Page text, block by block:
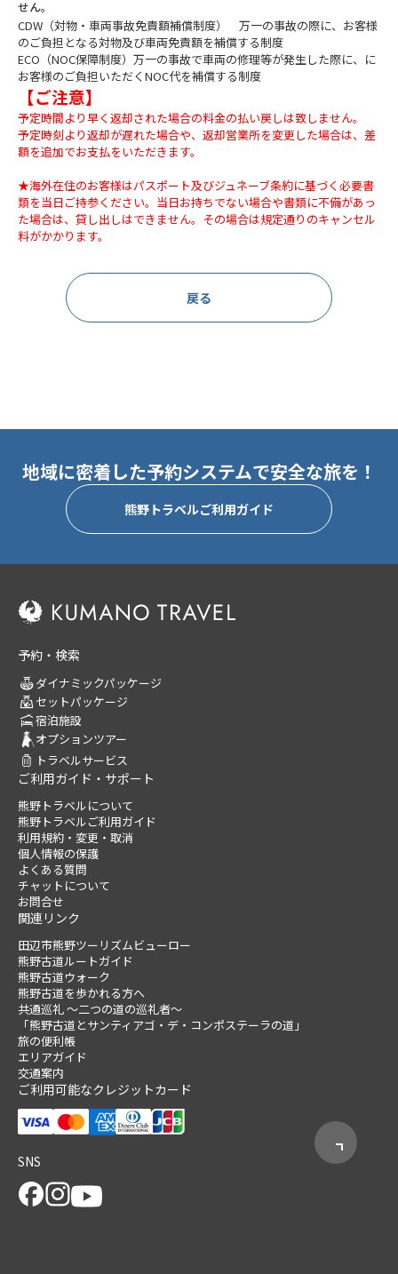
せん。
CDW（対物・車両事故免責額補償制度） 万一の事故の際に、お客様
のご負担となる対物及び車両免責額を補償する制度
ECO（NOC保障制度）万一の事故で車両の修理等が発生した際に、に
お客様のご負担いただくNOC代を補償する制度
【ご注意】
予定時間より早く返却された場合の料金の払い戻しは致しません。
予定時刻より返却が遅れた場合や、返却営業所を変更した場合は、差
額を追加でお支払をいただきます。
★海外在住のお客様はパスポート及びジュネーブ条約に基づく必要書
類を当日ご持参ください。当日お持ちでない場合や書類に不備があっ
た場合は、貸し出しはできません。その場合は規定通りのキャンセル
料がかかります。
戻る
地域に密着した予約システムで安全な旅を！
熊野トラベルご利用ガイド
予約・検索
ダイナミックパッケージ
セットパッケージ
宿泊施設
オプションツアー
トラベルサービス
ご利用ガイド・サポート
熊野トラベルについて
熊野トラベルご利用ガイド
利用規約・変更・取消
個人情報の保護
よくある質問
チャットについて
お問合せ
関連リンク
田辺市熊野ツーリズムビューロー
熊野古道ルートガイド
熊野古道ウォーク
熊野古道を歩かれる方へ
共通巡礼 ～二つの道の巡礼者～
「熊野古道とサンティアゴ・デ・コンポステーラの道」
旅の便利帳
エリアガイド
交通案内
ご利用可能なクレジットカード
SNS